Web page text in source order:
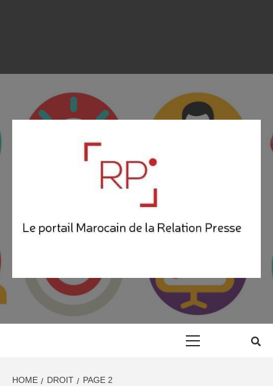
RP MAROC
RELATION PRESSE MAROC & COMMUNIQUÉ DE PRESSE
MAROC
HOME DROIT PAGE 2